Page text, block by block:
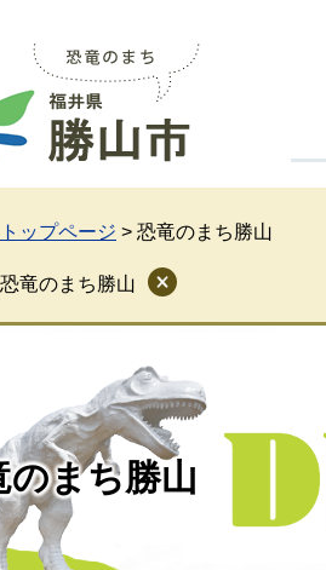
トップページ > 恐竜のまち勝山
恐竜のまち勝山
のまち勝山